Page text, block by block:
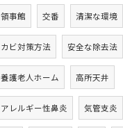
領事館 交番 清潔な環境
カビ対策方法 安全な除去法
養護老人ホーム 高所天井
アレルギー性鼻炎 気管支炎